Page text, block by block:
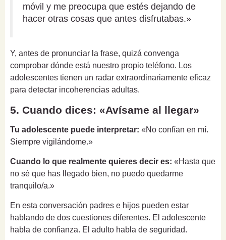
móvil y me preocupa que estés dejando de
hacer otras cosas que antes disfrutabas.»
Y, antes de pronunciar la frase, quizá convenga
comprobar dónde está nuestro propio teléfono. Los
adolescentes tienen un radar extraordinariamente eficaz
para detectar incoherencias adultas.
5. Cuando dices: «Avísame al llegar»
Tu adolescente puede interpretar: «No confían en mí.
Siempre vigilándome.»
Cuando lo que realmente quieres decir es: «Hasta que
no sé que has llegado bien, no puedo quedarme
tranquilo/a.»
En esta conversación padres e hijos pueden estar
hablando de dos cuestiones diferentes. El adolescente
habla de confianza. El adulto habla de seguridad.